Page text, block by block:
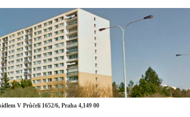
V Průčelí 1652/6, Praha 4,149 00